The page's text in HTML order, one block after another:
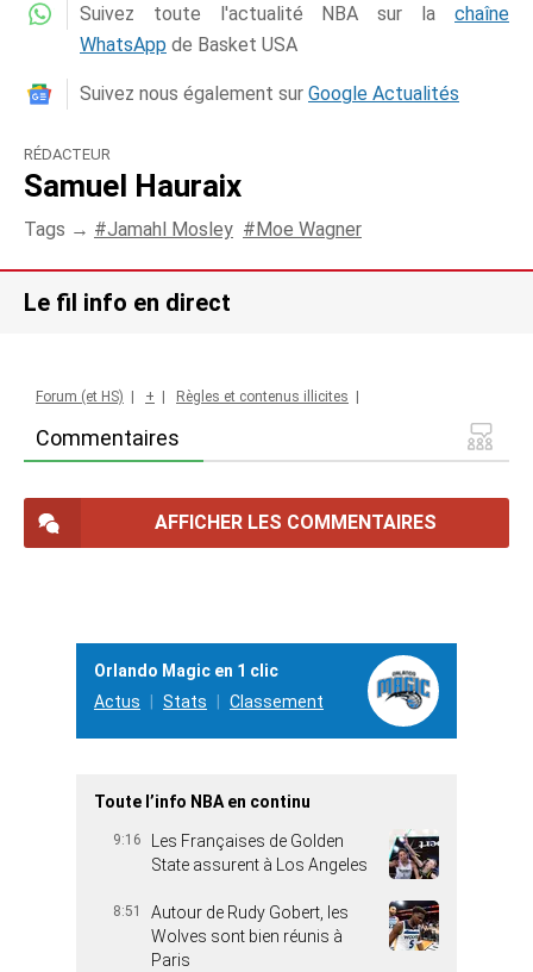
Suivez toute l'actualité NBA sur la chaîne
WhatsApp de Basket USA
Suivez nous également sur Google Actualités
RÉDACTEUR
Samuel Hauraix
Tags → Jamahl Mosley Moe Wagner
Le fil info en direct
Commentaires
Forum (et HS) + Règles et contenus illicites
AFFICHER LES COMMENTAIRES
Orlando Magic en 1 clic
Actus
Stats Classement
Toute l’info NBA en continu
9:16
Les Françaises de Golden
State assurent à Los Angeles
8:51
Autour de Rudy Gobert, les
Wolves sont bien réunis à
Paris